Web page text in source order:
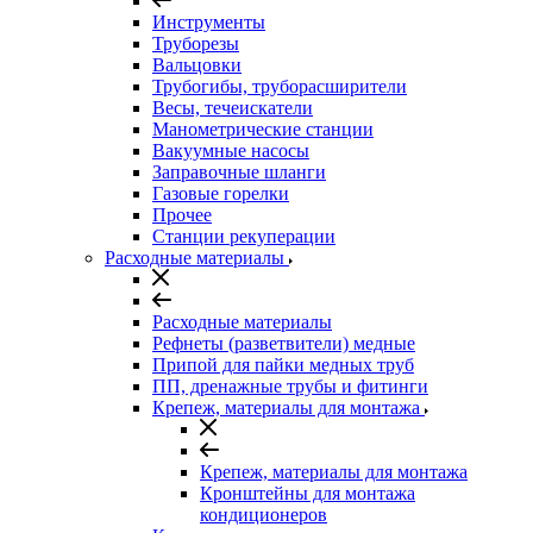
Инструменты
Труборезы
Вальцовки
Трубогибы, труборасширители
Весы, течеискатели
Манометрические станции
Вакуумные насосы
Заправочные шланги
Газовые горелки
Прочее
Станции рекуперации
Расходные материалы
Расходные материалы
Рефнеты (разветвители) медные
Припой для пайки медных труб
ПП, дренажные трубы и фитинги
Крепеж, материалы для монтажа
Крепеж, материалы для монтажа
Кронштейны для монтажа
кондиционеров